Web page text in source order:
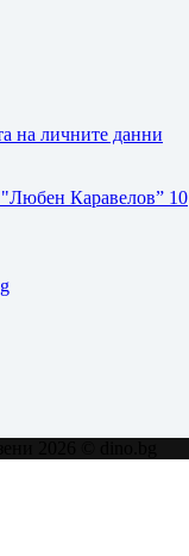
на личните данни
Каравелов” 10